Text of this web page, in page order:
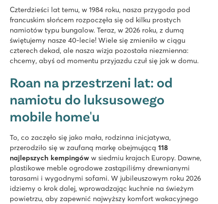
Czterdzieści lat temu, w 1984 roku, nasza przygoda pod
francuskim słońcem rozpoczęła się od kilku prostych
namiotów typu bungalow. Teraz, w 2026 roku, z dumą
świętujemy nasze 40-lecie! Wiele się zmieniło w ciągu
czterech dekad, ale nasza wizja pozostała niezmienna:
chcemy, abyś od momentu przyjazdu czuł się jak w domu.
Roan na przestrzeni lat: od
namiotu do luksusowego
mobile home'u
To, co zaczęło się jako mała, rodzinna inicjatywa,
przerodziło się w zaufaną markę obejmującą 118
najlepszych kempingów w siedmiu krajach Europy. Dawne,
plastikowe meble ogrodowe zastąpiliśmy drewnianymi
tarasami i wygodnymi sofami. W jubileuszowym roku 2026
idziemy o krok dalej, wprowadzając kuchnie na świeżym
powietrzu, aby zapewnić najwyższy komfort wakacyjnego